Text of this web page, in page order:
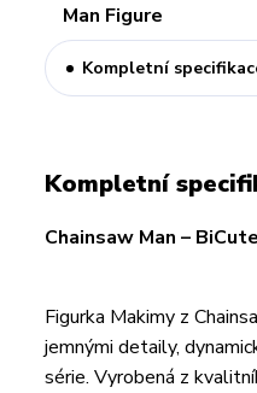
Kompletní
Kompletní
Chainsaw Man –
Figurka Makimy z
jemnými detaily,
série. Vyrobená z